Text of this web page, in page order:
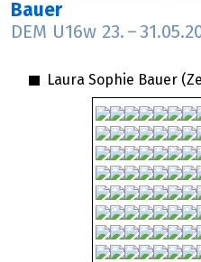
Bauer
DEM U16w 23. –
Laura Sophie Bauer